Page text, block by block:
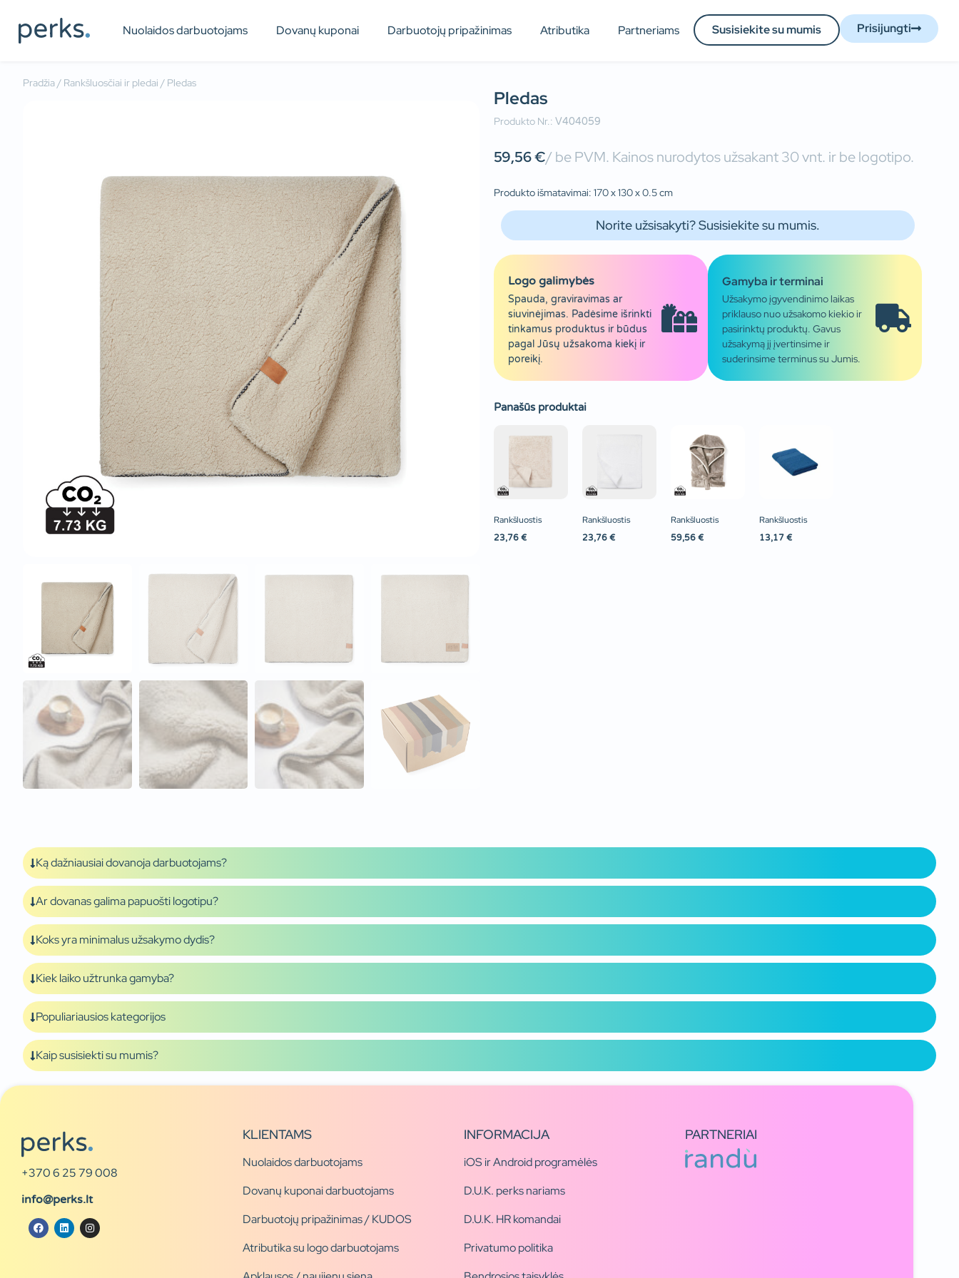
Nuolaidos darbuotojams Dovanų kuponai Darbuotojų pripažinimas Atributika Partneriams Susisiekite su mumis Prisijungti
Pradžia/ Rankšluosčiai ir pledai / Pledas
Pledas
Produkto Nr.: V404059
59,56€/ be PVM. Kainos nurodytos užsakant 30 vnt. ir be logotipo.
Produkto išmatavimai: 170 x 130 x 0.5 cm
Norite užsisakyti? Susisiekite su mumis.
Logo galimybės
Spauda, graviravimas ar
siuvinėjimas. Padėsime išrinkti
tinkamus produktus ir būdus
pagal Jūsų užsakoma kiekį ir
poreikį.
Gamyba ir terminai
Užsakymo įgyvendinimo laikas
priklauso nuo užsakomo kiekio ir
pasirinktų produktų. Gavus
užsakymą jį įvertinsime ir
suderinsime terminus su Jumis.
Panašūs produktai
Rankšluostis
23,76 €
Rankšluostis
23,76 €
Rankšluostis
59,56 €
Rankšluostis
13,17 €
Ką dažniausiai dovanoja darbuotojams?
Ar dovanas galima papuošti logotipu?
Koks yra minimalus užsakymo dydis?
Kiek laiko užtrunka gamyba?
Populiariausios kategorijos
Kaip susisiekti su mumis?
+370 6 25 79 008
info@perks.lt
KLIENTAMS
Nuolaidos darbuotojams
Dovanų kuponai darbuotojams
Darbuotojų pripažinimas / KUDOS
Atributika su logo darbuotojams
INFORMACIJA
iOS ir Android programėlės
D.U.K. perks nariams
D.U.K. HR komandai
Privatumo politika
PARTNERIAI